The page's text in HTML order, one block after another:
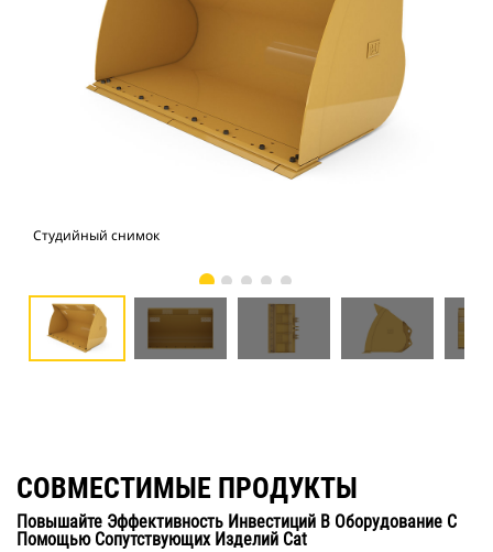
Студийный снимок
СОВМЕСТИМЫЕ ПРОДУКТЫ
Повышайте Эффективность Инвестиций В Оборудование С
Помощью Сопутствующих Изделий Cat